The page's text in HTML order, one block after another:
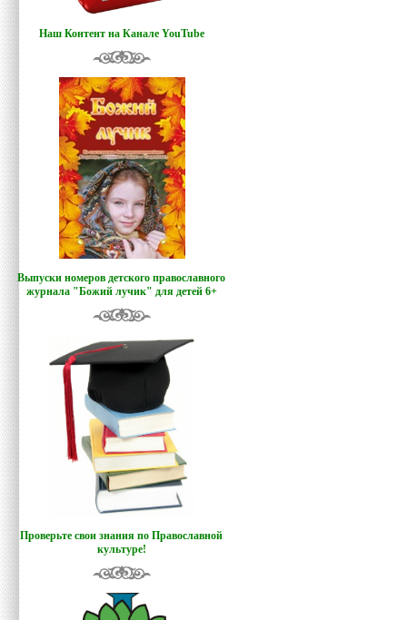
Наш Контент на Канале YouTube
Выпуски номеров детского православного
журнала "Божий лучик" для детей 6+
Проверьте свои знания по Православной
культуре!